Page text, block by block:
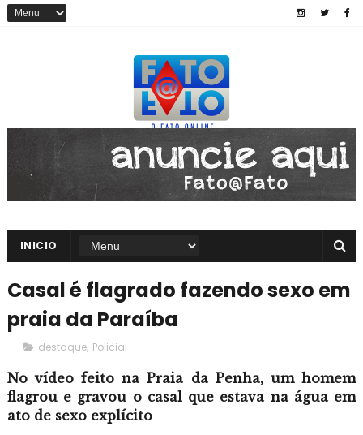
INICIO
Casal é flagrado fazendo sexo em
praia da Paraíba
destaque, Policial
No vídeo feito na Praia da Penha, um homem
flagrou e gravou o casal que estava na água em
ato de sexo explícito